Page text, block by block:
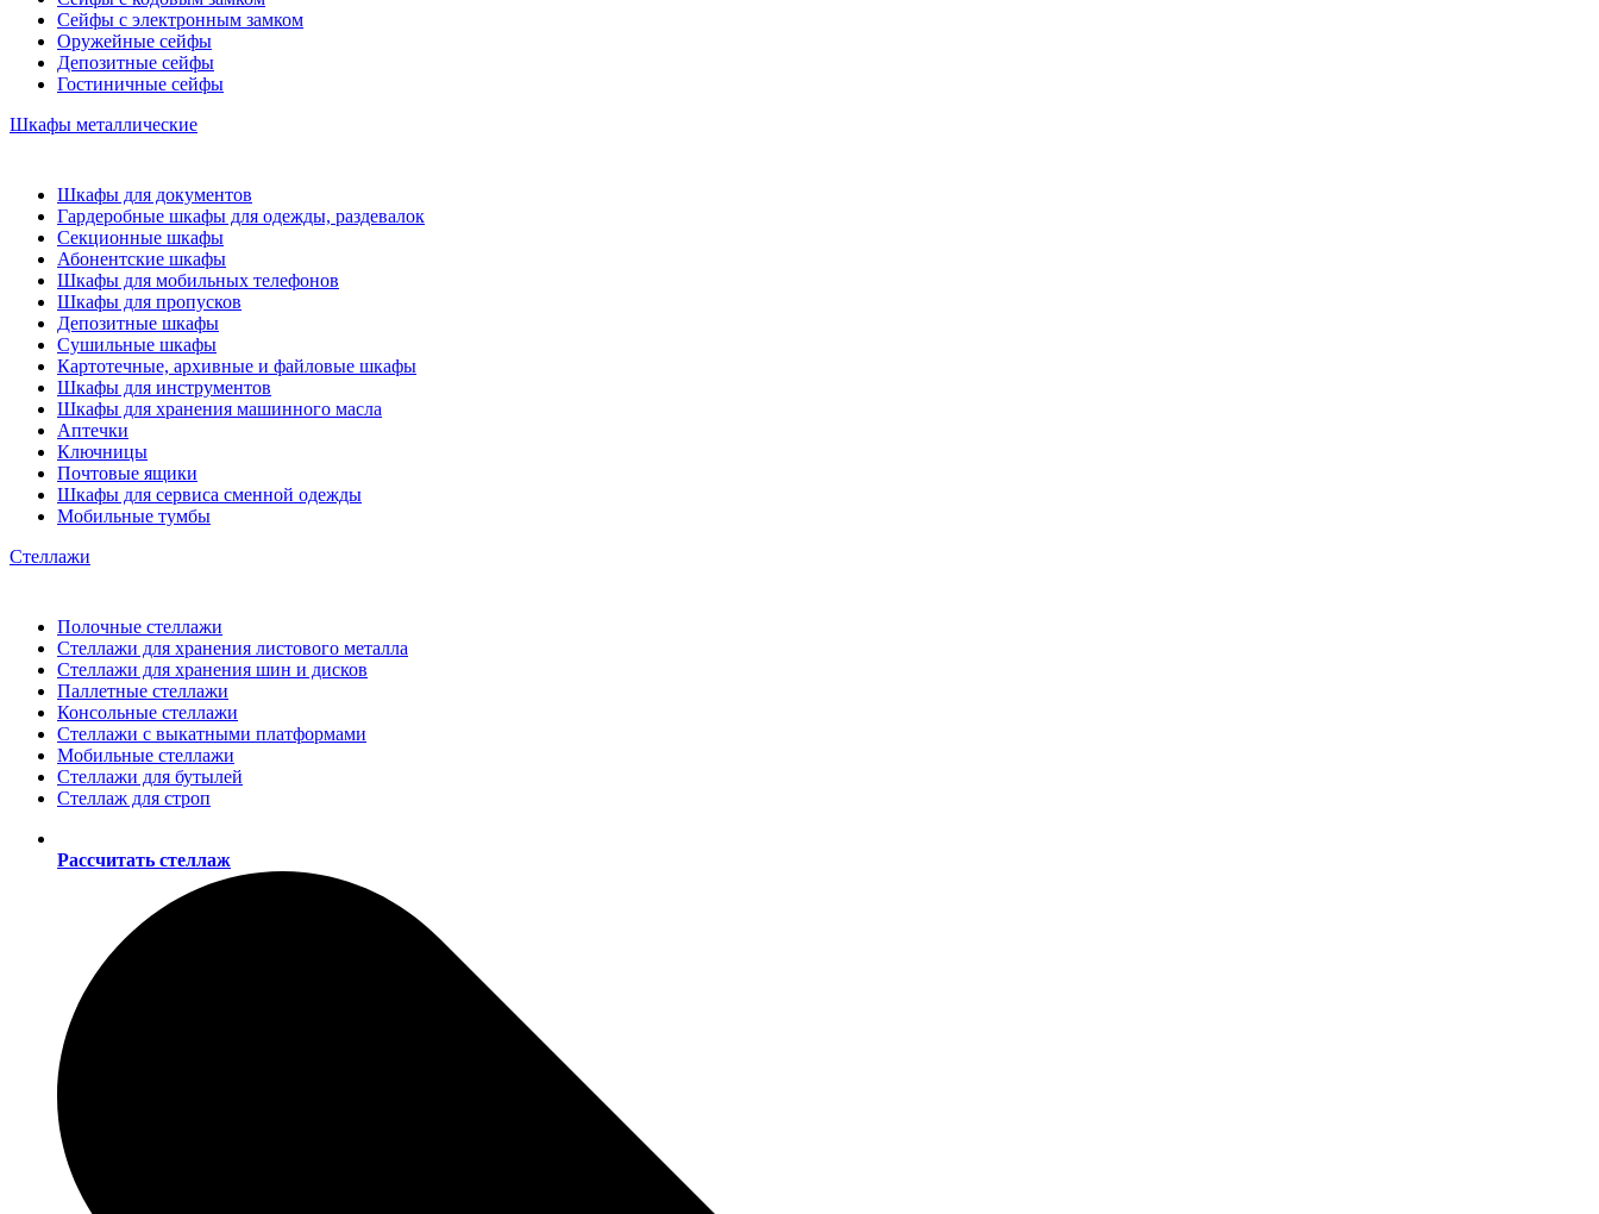
Сейфы с электронным замком
Оружейные сейфы
Депозитные сейфы
Гостиничные сейфы
Шкафы металлические
Шкафы для документов
Гардеробные шкафы для одежды, раздевалок
Секционные шкафы
Абонентские шкафы
Шкафы для мобильных телефонов
Шкафы для пропусков
Депозитные шкафы
Сушильные шкафы
Картотечные, архивные и файловые шкафы
Шкафы для инструментов
Шкафы для хранения машинного масла
Аптечки
Ключницы
Почтовые ящики
Шкафы для сервиса сменной одежды
Мобильные тумбы
Стеллажи
Полочные стеллажи
Стеллажи для хранения листового металла
Стеллажи для хранения шин и дисков
Паллетные стеллажи
Консольные стеллажи
Стеллажи с выкатными платформами
Мобильные стеллажи
Стеллажи для бутылей
Стеллаж для строп
Рассчитать стеллаж